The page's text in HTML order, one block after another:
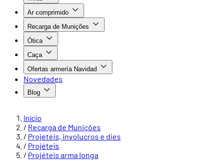
Ar comprimido
Recarga de Munições
Ótica
Caça
Ofertas armería Navidad
Novedades
Blog
Início
/ Recarga de Munições
/ Projeteis, involucros e dies
/ Projéteis
/ Projéteis arma longa